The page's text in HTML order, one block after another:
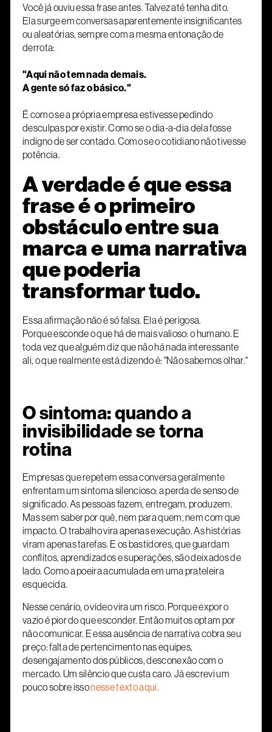
Você já ouviu essa frase antes. Talvez até tenha dito.
Ela surge em conversas aparentemente insignificantes
ou aleatórias, sempre com a mesma entonação de
derrota:
"Aqui não tem nada demais.
A gente só faz o básico."
É como se a própria empresa estivesse pedindo
desculpas por existir. Como se o dia-a-dia dela fosse
indigno de ser contado. Como se o cotidiano não tivesse
potência.
A verdade é que essa
frase é o primeiro
obstáculo entre sua
marca e uma narrativa
que poderia
transformar tudo.
Essa afirmação não é só falsa. Ela é perigosa.
Porque esconde o que há de mais valioso: o humano. E
toda vez que alguém diz que não há nada interessante
ali, o que realmente está dizendo é: "Não sabemos olhar."
O sintoma: quando a
invisibilidade se torna
rotina
Empresas que repetem essa conversa geralmente
enfrentam um sintoma silencioso: a perda de senso de
significado. As pessoas fazem, entregam, produzem.
Mas sem saber por quê, nem para quem, nem com que
impacto. O trabalho vira apenas execução. As histórias
viram apenas tarefas. E os bastidores, que guardam
conflitos, aprendizados e superações, são deixados de
lado. Como a poeira acumulada em uma prateleira
esquecida.
Nesse cenário, o vídeo vira um risco. Porque expor o
vazio é pior do que esconder. Então muitos optam por
não comunicar. E essa ausência de narrativa cobra seu
preço: falta de pertencimento nas equipes,
desengajamento dos públicos, desconexão com o
mercado. Um silêncio que custa caro. Já escrevi um
pouco sobre issonesse texto aqui.